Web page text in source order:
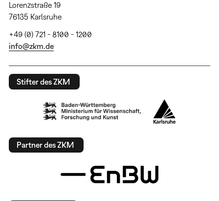
Lorenzstraße 19
76135 Karlsruhe
+49 (0) 721 - 8100 - 1200
info@zkm.de
Stifter des ZKM
Partner des ZKM